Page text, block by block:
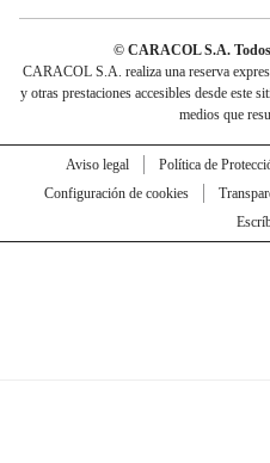
© CARACOL S.A. Todos
CARACOL S.A. realiza una reserva
y otras prestaciones accesibles desde este
medios que
Aviso legal Política de
Configuración de cookies